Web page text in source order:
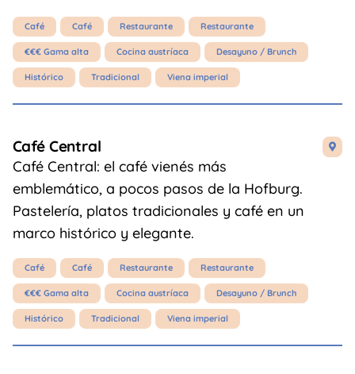
Café Café Restaurante Restaurante
€€€ Gama alta Cocina austríaca Desayuno / Brunch
Histórico Tradicional Viena imperial

Café Central
Café Central: el café vienés más
emblemático, a pocos pasos de la Hofburg.
Pastelería, platos tradicionales y café en un
marco histórico y elegante.
Café Café Restaurante Restaurante
€€€ Gama alta Cocina austríaca Desayuno / Brunch
Histórico Tradicional Viena imperial